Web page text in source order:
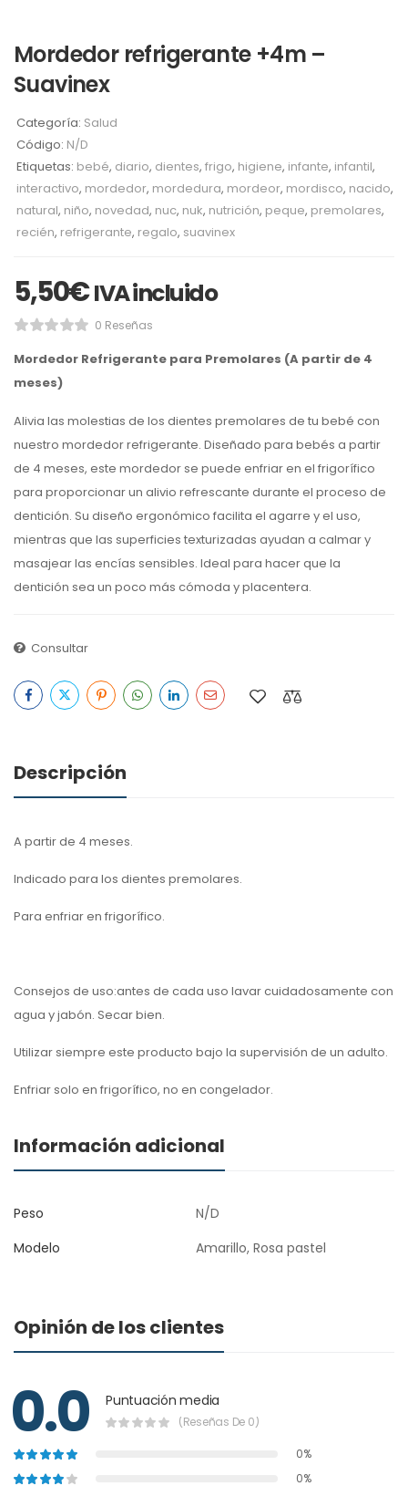
Mordedor refrigerante +4m –
Suavinex
Categoría: Salud
Código: N/D
Etiquetas: bebé, diario, dientes, frigo, higiene, infante, infantil,
interactivo, mordedor, mordedura, mordeor, mordisco, nacido,
natural, niño, novedad, nuc, nuk, nutrición, peque, premolares,
recién, refrigerante, regalo, suavinex
5,50€IVA incluido
0 Reseñas
Mordedor Refrigerante para Premolares (A partir de 4
meses)
Alivia las molestias de los dientes premolares de tu bebé con
nuestro mordedor refrigerante. Diseñado para bebés a partir
de 4 meses, este mordedor se puede enfriar en el frigorífico
para proporcionar un alivio refrescante durante el proceso de
dentición. Su diseño ergonómico facilita el agarre y el uso,
mientras que las superficies texturizadas ayudan a calmar y
masajear las encías sensibles. Ideal para hacer que la
dentición sea un poco más cómoda y placentera.
Consultar
Descripción
A partir de 4 meses.
Indicado para los dientes premolares.
Para enfriar en frigorífico.
Consejos de uso:antes de cada uso lavar cuidadosamente con
agua y jabón. Secar bien.
Utilizar siempre este producto bajo la supervisión de un adulto.
Enfriar solo en frigorífico, no en congelador.
Información adicional
Peso
N/D
Modelo
Amarillo, Rosa pastel
Opinión de los clientes
0.0 Puntuación media
(Reseñas De 0)
0%
0%